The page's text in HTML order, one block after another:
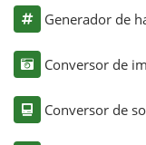
Generador de
Conversor de
Conversor de